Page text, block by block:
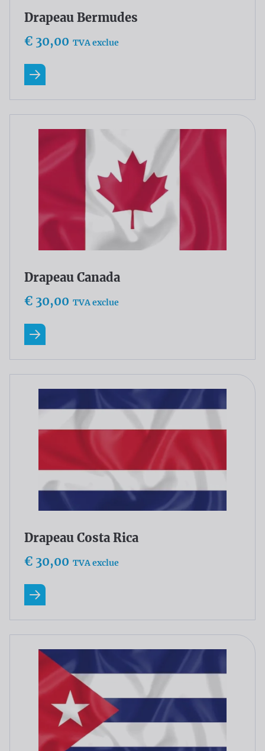
Drapeau Bermudes
€ 30,00 TVA exclue
En savoir plus
Drapeau Canada
€ 30,00 TVA exclue
En savoir plus
Drapeau Costa Rica
€ 30,00 TVA exclue
En savoir plus